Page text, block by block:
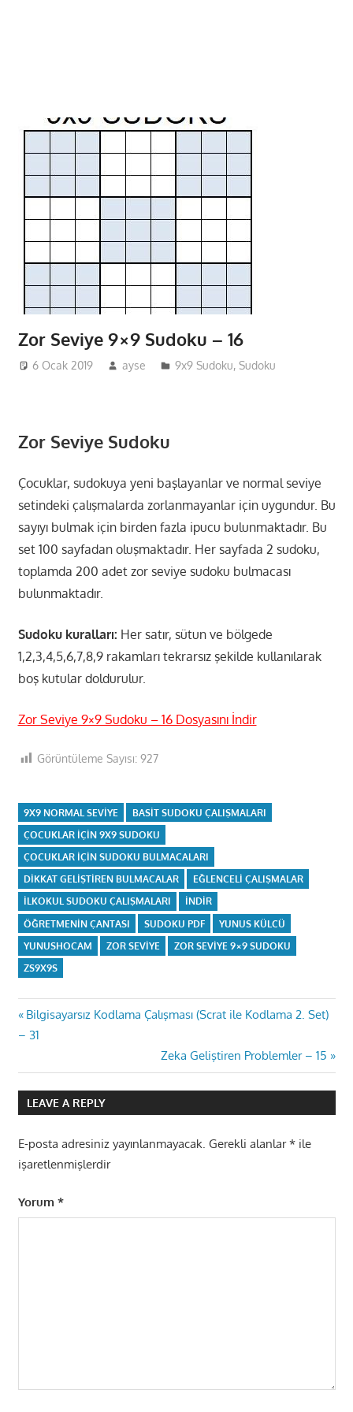
Zor Seviye 9×9 Sudoku – 16
6 Ocak 2019 ayse 9x9 Sudoku,Sudoku
Zor Seviye Sudoku
Çocuklar, sudokuya yeni başlayanlar ve normal seviye
setindeki çalışmalarda zorlanmayanlar için uygundur. Bu
sayıyı bulmak için birden fazla ipucu bulunmaktadır. Bu
set 100 sayfadan oluşmaktadır. Her sayfada 2 sudoku,
toplamda 200 adet zor seviye sudoku bulmacası
bulunmaktadır.
Sudoku kuralları: Her satır, sütun ve bölgede
1,2,3,4,5,6,7,8,9 rakamları tekrarsız şekilde kullanılarak
boş kutular doldurulur.
Zor Seviye 9×9 Sudoku – 16 Dosyasını İndir
Görüntüleme Sayısı: 927
9X9 NORMAL SEVIYE
BASIT SUDOKU ÇALIŞMALARI
ÇOCUKLAR IÇIN 9X9 SUDOKU
ÇOCUKLAR IÇIN SUDOKU BULMACALARI
DIKKAT GELIŞTIREN BULMACALAR
EĞLENCELI ÇALIŞMALAR
ILKOKUL SUDOKU ÇALIŞMALARI
INDIR
ÖĞRETMENIN ÇANTASI
SUDOKU PDF
YUNUS KÜLCÜ
YUNUSHOCAM
ZOR SEVIYE
ZOR SEVIYE 9×9 SUDOKU
ZS9X9S
Yazı
Previous
Post:
Bilgisayarsız Kodlama Çalışması (Scrat ile Kodlama 2. Set)
– 31
Next
Post:
Zeka Geliştiren Problemler – 15
LEAVE A REPLY
E-posta adresiniz yayınlanmayacak. Gerekli alanlar*ile
işaretlenmişlerdir
Yorum *